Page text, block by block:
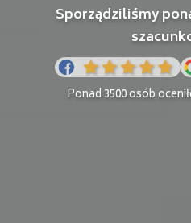
Sporządziliśmy
Ponad 3500 osób